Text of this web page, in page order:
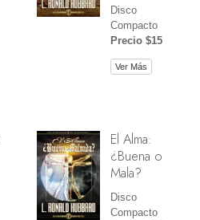
Disco
Compacto
Precio $15
Ver Más
El Alma:
¿Buena o
Mala?
Disco
Compacto